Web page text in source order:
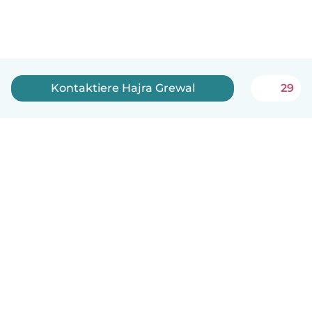
Kontaktiere Hajra Grewal 29